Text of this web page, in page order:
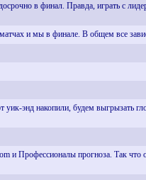
в финал. Правда, играть с
и мы в финале. В общем все
энд накопили, будем выгрызать
и Профессионалы прогноза. Так